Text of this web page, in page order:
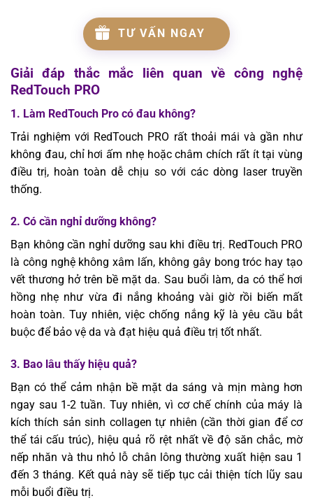
TƯ VẤN NGAY
Giải đáp thắc mắc liên quan về công nghệ
RedTouch PRO
1. Làm RedTouch Pro có đau không?
Trải nghiệm với RedTouch PRO rất thoải mái và gần như
không đau, chỉ hơi ấm nhẹ hoặc châm chích rất ít tại vùng
điều trị, hoàn toàn dễ chịu so với các dòng laser truyền
thống.
2. Có cần nghỉ dưỡng không?
Bạn không cần nghỉ dưỡng sau khi điều trị. RedTouch PRO
là công nghệ không xâm lấn, không gây bong tróc hay tạo
vết thương hở trên bề mặt da. Sau buổi làm, da có thể hơi
hồng nhẹ như vừa đi nắng khoảng vài giờ rồi biến mất
hoàn toàn. Tuy nhiên, việc chống nắng kỹ là yêu cầu bắt
buộc để bảo vệ da và đạt hiệu quả điều trị tốt nhất.
3. Bao lâu thấy hiệu quả?
Bạn có thể cảm nhận bề mặt da sáng và mịn màng hơn
ngay sau 1-2 tuần. Tuy nhiên, vì cơ chế chính của máy là
kích thích sản sinh collagen tự nhiên (cần thời gian để cơ
thể tái cấu trúc), hiệu quả rõ rệt nhất về độ săn chắc, mờ
nếp nhăn và thu nhỏ lỗ chân lông thường xuất hiện sau 1
đến 3 tháng. Kết quả này sẽ tiếp tục cải thiện tích lũy sau
mỗi buổi điều trị.